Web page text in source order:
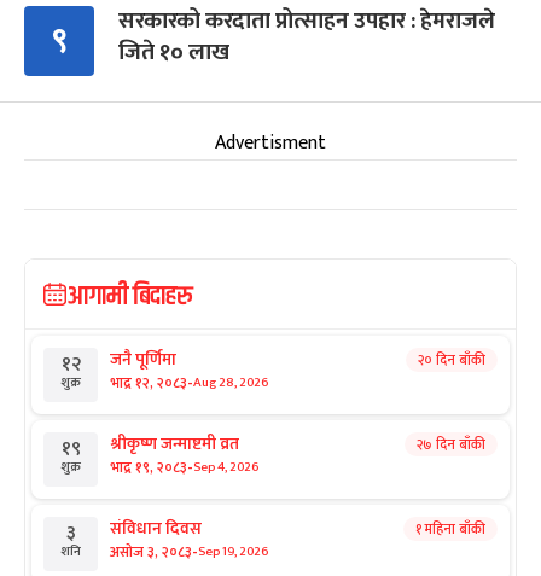
९
सरकारको करदाता प्रोत्साहन उपहार : हेमराजले
जिते १० लाख
Advertisment
आगामी बिदाहरु
१२
शुक्र
जनै पूर्णिमा
भाद्र १२, २०८३-Aug 28, 2026
२० दिन बाँकी
१९
शुक्र
श्रीकृष्ण जन्माष्टमी व्रत
भाद्र १९, २०८३-Sep 4, 2026
२७ दिन बाँकी
३
शनि
संविधान दिवस
असोज ३, २०८३-Sep 19, 2026
१ महिना बाँकी